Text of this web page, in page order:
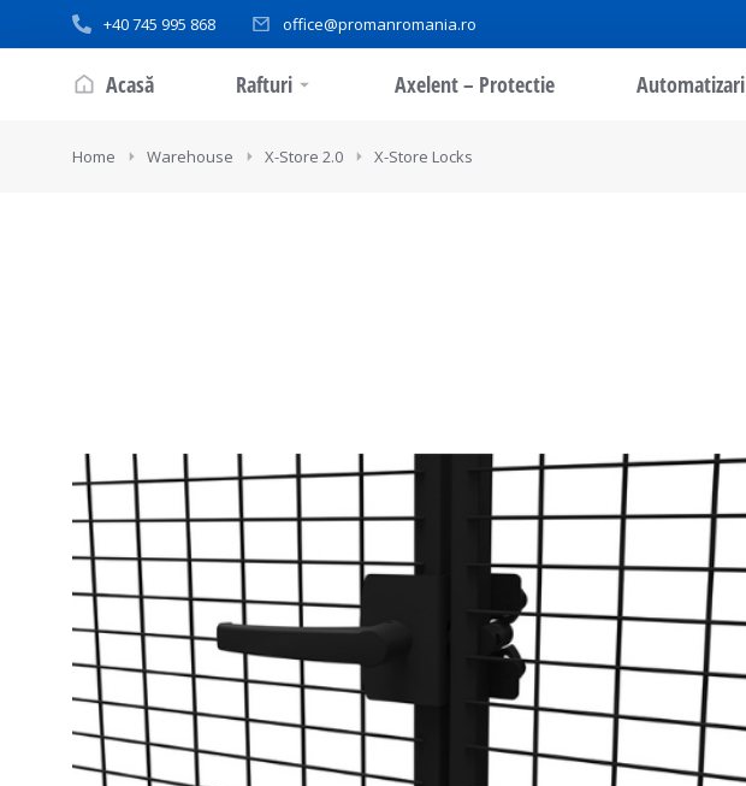
+40 745 995 868 office@promanromania.ro
Acasă Rafturi Axelent – Protectie Automatizari
You are here:
Home Warehouse X-Store 2.0 X-Store Locks